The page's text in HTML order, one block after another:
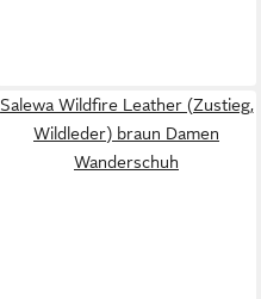
Salewa Wildfire Leather (Zustieg,
Wildleder) braun Damen
Wanderschuh